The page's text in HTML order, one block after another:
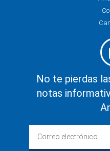
No te pierdas
notas